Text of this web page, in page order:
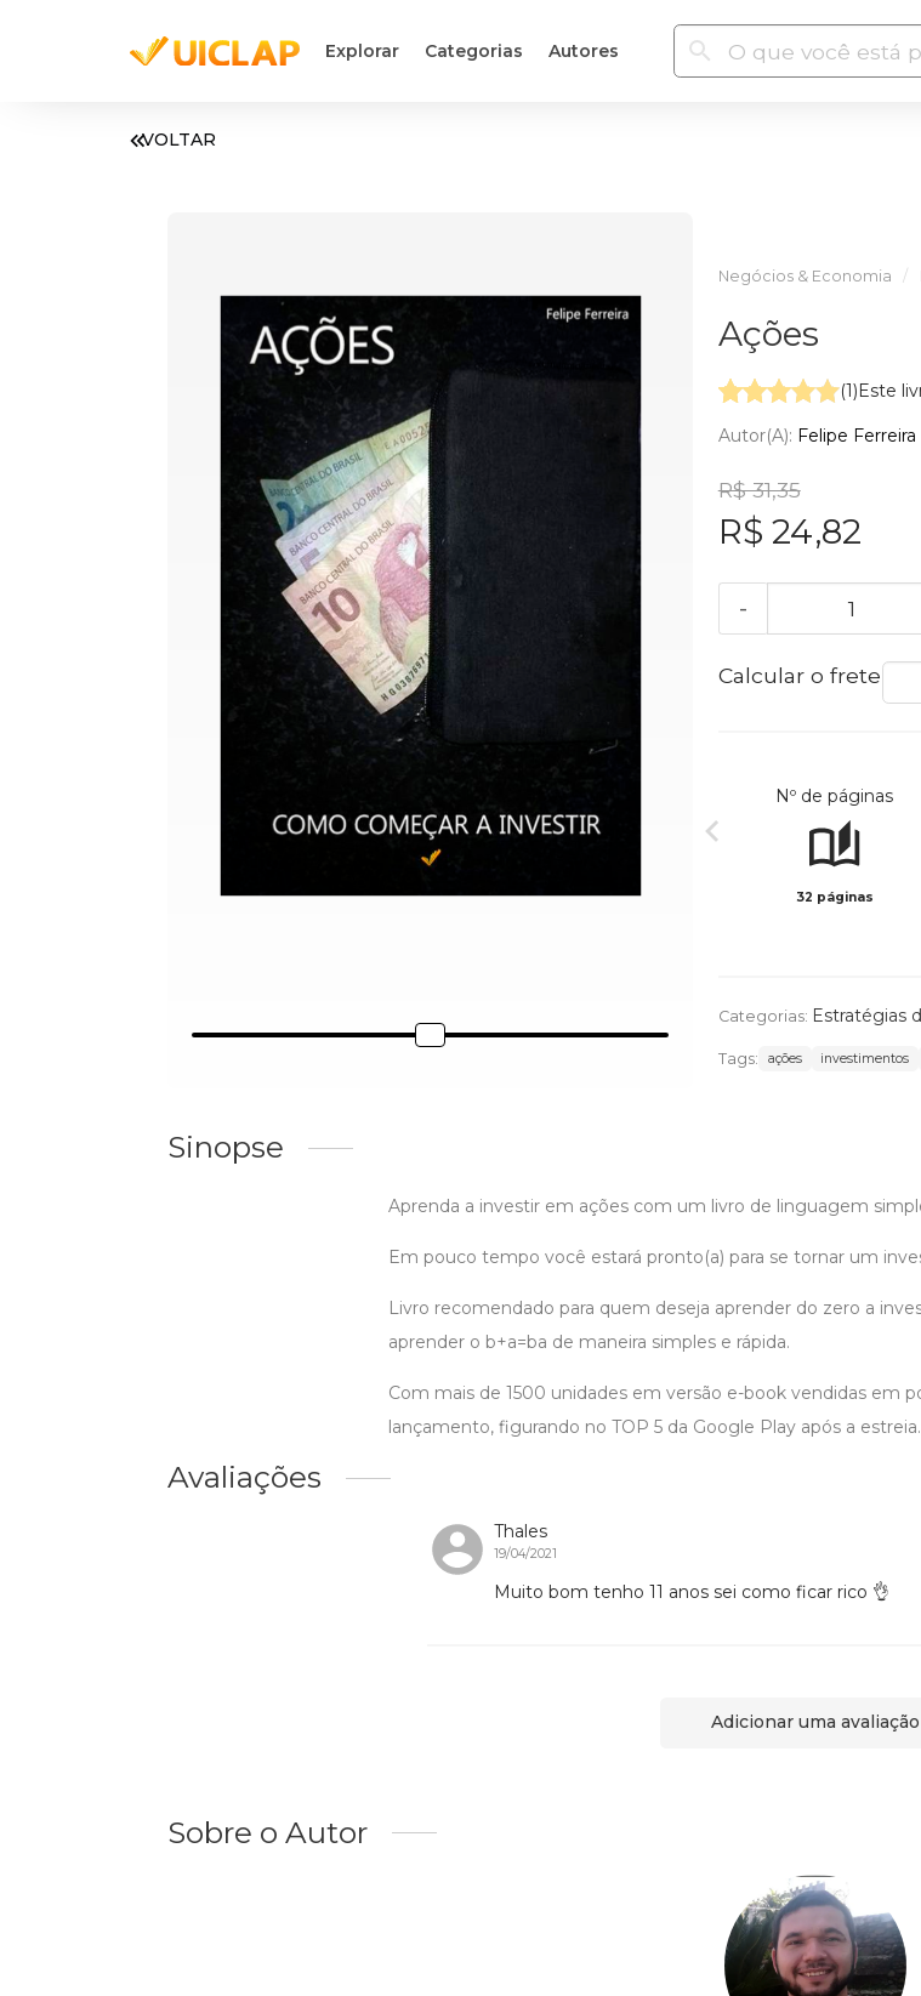
Explorar Categorias Autores
VOLTAR
Negócios & Economia
Ações
(1)Este
Autor(a): Felipe Ferreira
R$ 31,35
R$ 24,82
-
Calcular o frete
Nº de páginas
32 páginas
Categorias: Estratégias
Tags: ações investimentos
Sinopse
Aprenda a investir em ações com um livro de linguagem
Em pouco tempo você estará pronto(a) para se tornar um
Livro recomendado para quem deseja aprender do zero a
aprender o b+a=ba de maneira simples e rápida.
Com mais de 1500 unidades em versão e-book vendidas em
lançamento, figurando no TOP 5 da Google Play após a estreia.
Avaliações
Thales
19/04/2021
Muito bom tenho 11 anos sei como ficar rico 👌
Adicionar uma avaliação
Sobre o Autor